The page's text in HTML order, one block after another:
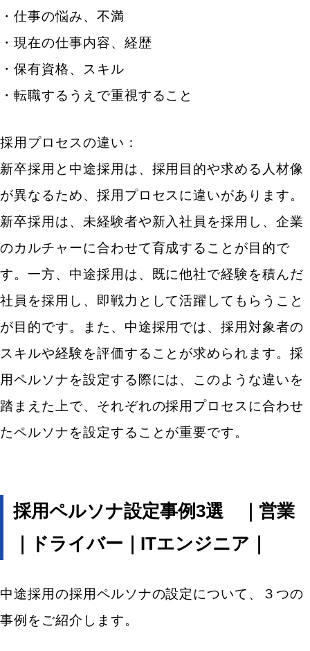
・仕事の悩み、不満
・現在の仕事内容、経歴
・保有資格、スキル
・転職するうえで重視すること
採用プロセスの違い：
新卒採用と中途採用は、採用目的や求める人材像
が異なるため、採用プロセスに違いがあります。
新卒採用は、未経験者や新入社員を採用し、企業
のカルチャーに合わせて育成することが目的で
す。一方、中途採用は、既に他社で経験を積んだ
社員を採用し、即戦力として活躍してもらうこと
が目的です。また、中途採用では、採用対象者の
スキルや経験を評価することが求められます。採
用ペルソナを設定する際には、このような違いを
踏まえた上で、それぞれの採用プロセスに合わせ
たペルソナを設定することが重要です。
採用ペルソナ設定事例3選 ｜営業
｜ドライバー｜ITエンジニア｜
中途採用の採用ペルソナの設定について、３つの
事例をご紹介します。